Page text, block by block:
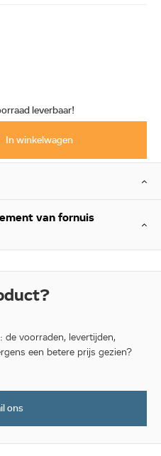
leverbaar!
In winkelwagen
van fornuis
de voorraden, levertijden,
een betere prijs gezien?
ons